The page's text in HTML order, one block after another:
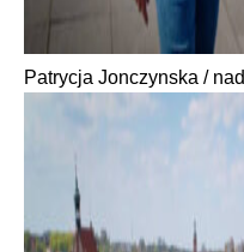
Patrycja Jonczynska /